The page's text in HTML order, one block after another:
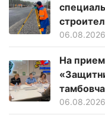
06.08.2026
На
06.08.2026